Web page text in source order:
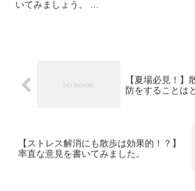
いてみましょう。 ...
【夏場必見！】
防をすることは
【ストレス解消にも散歩は効果的！？】
率直な意見を書いてみました。